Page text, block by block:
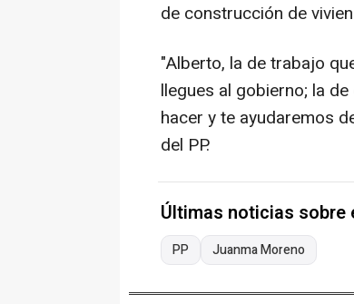
de construcción de
"Alberto, la de trabajo
llegues al gobierno; la
hacer y te ayudaremos
del PP.
Últimas noticias sobre
PP Juanma Moreno